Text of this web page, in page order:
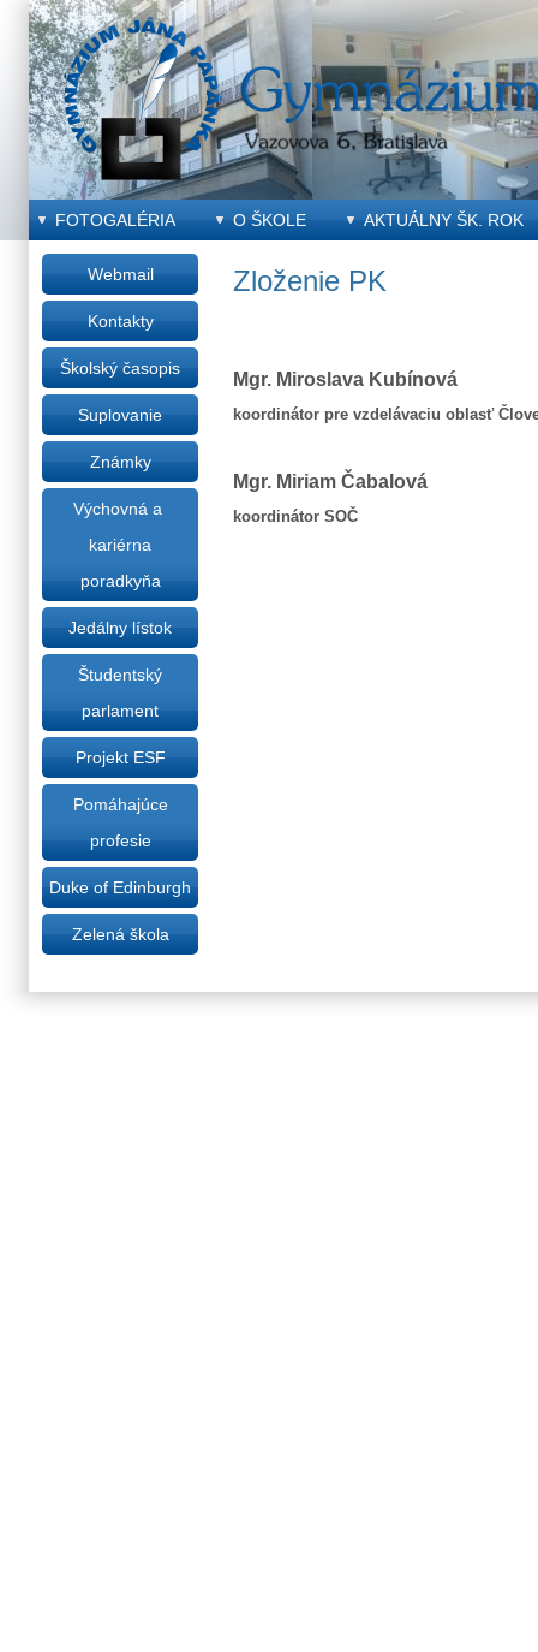
FOTOGALÉRIA O ŠKOLE AKTUÁLNY ŠK. ROK
Zloženie PK
Mgr. Miroslava Kubínová
koordinátor pre vzdelávaciu oblasť
Mgr. Miriam Čabalová
koordinátor SOČ
Webmail
Kontakty
Školský časopis
Suplovanie
Známky
Výchovná a
kariérna
poradkyňa
Jedálny lístok
Študentský
parlament
Projekt ESF
Pomáhajúce
profesie
Duke of Edinburgh
Zelená škola